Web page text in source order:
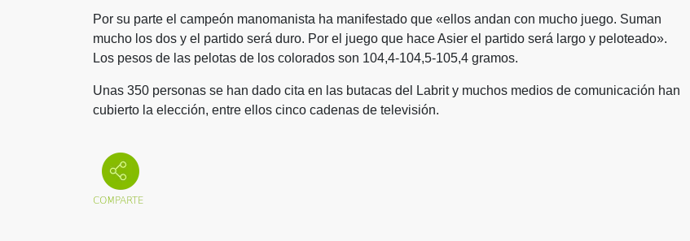
Por su parte el campeón manomanista ha manifestado que «ellos andan con mucho juego. Suman
mucho los dos y el partido será duro. Por el juego que hace Asier el partido será largo y peloteado».
Los pesos de las pelotas de los colorados son 104,4-104,5-105,4 gramos.
Unas 350 personas se han dado cita en las butacas del Labrit y muchos medios de comunicación han
cubierto la elección, entre ellos cinco cadenas de televisión.